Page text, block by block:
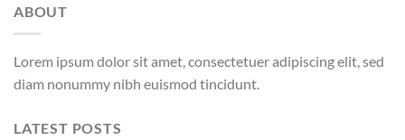
ABOUT
Lorem ipsum dolor sit amet, consectetuer adipiscing elit, sed
diam nonummy nibh euismod tincidunt.
LATEST POSTS